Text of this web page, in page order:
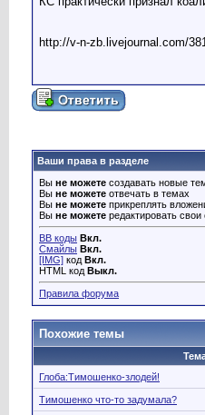
http://v-n-zb.livejournal.com/
Ваши права в разделе
Вы не можете создавать новые
Вы не можете отвечать в темах
Вы не можете прикреплять
Вы не можете редактировать
BB коды Вкл.
Смайлы Вкл.
[IMG] код Вкл.
HTML код Выкл.
Правила форума
Похожие темы
Глоба:Тимошенко-злодей!
Тимошенко что-то задумала?